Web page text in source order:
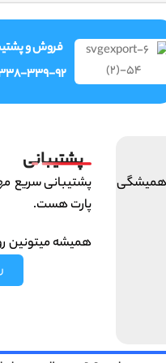
فروش و
339-92
همیشگی
پشتیبانی
پشتیبانی سریع
پارت هست.
همیشه میتونین